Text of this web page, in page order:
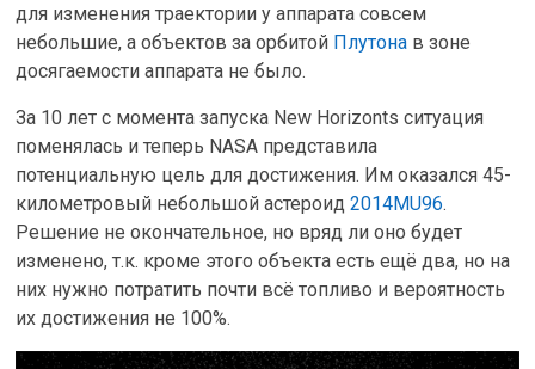
для изменения траектории у аппарата совсем
небольшие, а объектов за орбитой Плутона в зоне
досягаемости аппарата не было.
За 10 лет с момента запуска New Horizonts ситуация
поменялась и теперь NASA представила
потенциальную цель для достижения. Им оказался 45-
километровый небольшой астероид2014MU96.
Решение не окончательное, но вряд ли оно будет
изменено, т.к. кроме этого объекта есть ещё два, но на
них нужно потратить почти всё топливо и вероятность
их достижения не 100%.